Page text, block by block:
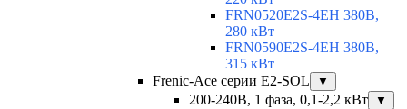
FRN0520E2S-4EH 380В,
280 кВт
FRN0590E2S-4EH 380В,
315 кВт
Frenic-Ace серии E2-SOL
▼
200-240В, 1 фаза, 0,1-2,2 кВт ▼